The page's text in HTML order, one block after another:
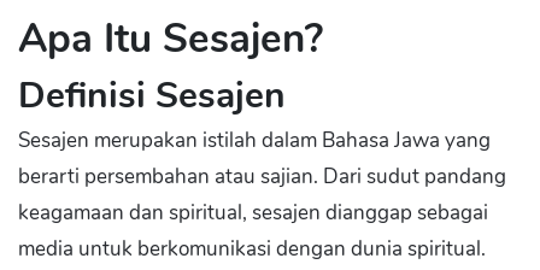
Apa Itu Sesajen?
Definisi Sesajen
Sesajen merupakan istilah dalam Bahasa Jawa yang
berarti persembahan atau sajian. Dari sudut pandang
keagamaan dan spiritual, sesajen dianggap sebagai
media untuk berkomunikasi dengan dunia spiritual.